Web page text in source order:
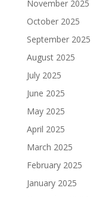
November 2025
October 2025
September 2025
August 2025
July 2025
June 2025
May 2025
April 2025
March 2025
February 2025
January 2025